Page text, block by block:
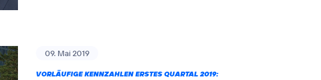
09. Mai 2019
VORLÄUFIGE KENNZAHLEN ERSTES QUARTAL 2019: